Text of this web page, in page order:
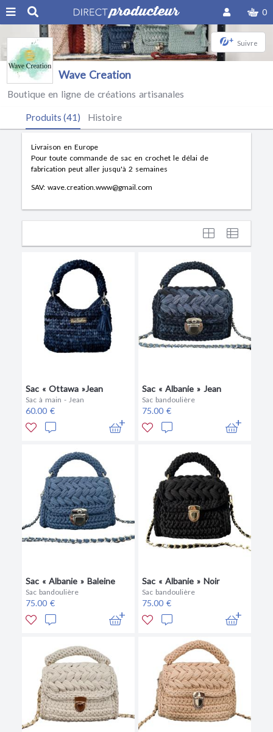
0
+ Suivre
Wave Creation
Boutique en ligne de créations artisanales
Produits (41) Histoire
Livraison en Europe
Pour toute commande de sac en crochet le délai de
fabrication peut aller jusqu'à 2 semaines
SAV: wave.creation.www@gmail.com
Sac « Ottawa »Jean
Sac à main - Jean
60.00 €
Sac « Albanie » Jean
Sac bandoulière
75.00 €
Sac « Albanie » Baleine
Sac bandoulière
75.00 €
Sac « Albanie » Noir
Sac bandoulière
75.00 €